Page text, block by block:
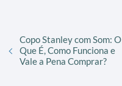
Copo Stanley com Som: O
Que É, Como Funciona e
Vale a Pena Comprar?